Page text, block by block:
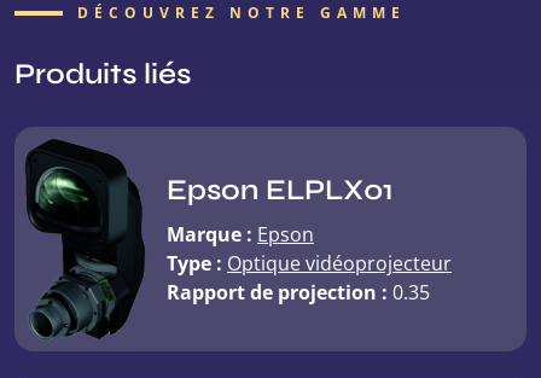
DÉCOUVREZ NOTRE GAMME
Produits liés
Epson ELPLX01
Marque : Epson
Type : Optique vidéoprojecteur
Rapport de projection : 0.35